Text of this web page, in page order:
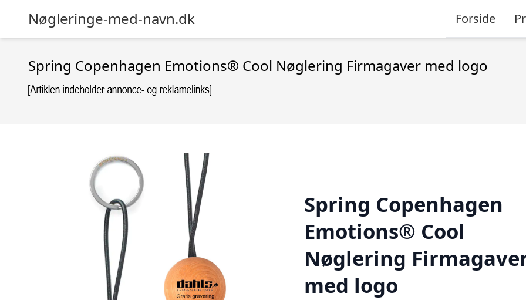
Nøgleringe-med-navn.dk Forside
Spring Copenhagen Emotions® Cool Nøglering Firmagaver med logo
Spring Copenhagen
Emotions® Cool
Nøglering
med logo